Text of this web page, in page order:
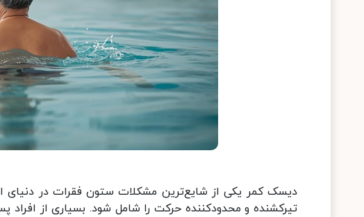
دیسک کمر یکی از شایع‌ترین مشکلات ستون فقرات در دنیای
تیرکشنده و محدودکننده حرکت را شامل شود. بسیاری از